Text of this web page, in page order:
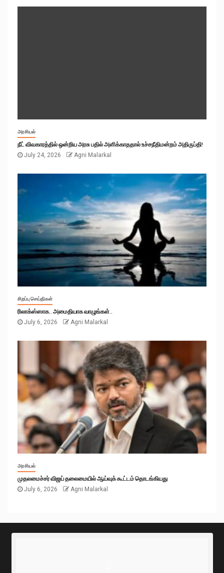
அரசியல்
நீட் விவகாரத்தில் ஒன்றிய அரசு பதில் அளிக்காததால் உச்சநீதிமன்றம் அதிருப்தி!
July 24, 2026
Agni Malarkal
சிறப்பு செய்திகள்
ரிலாக்ஸ்ஸாக.. அமைதியாக வாழுங்கள்..
July 6, 2026
Agni Malarkal
அரசியல்
முதலமைச்சர் விஜய் தலைமையில் ஆய்வுக் கூட்டம் தொடங்கியது
July 6, 2026
Agni Malarkal